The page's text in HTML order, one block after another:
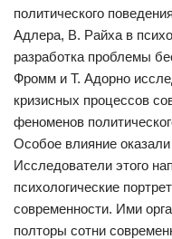
политического
Адлера, В. Райха в
разработка проблемы
Фромм и Т. Адорно
кризисных процессов
феноменов
Особое влияние
Исследователи этого
психологические
современности. Ими
полторы сотни